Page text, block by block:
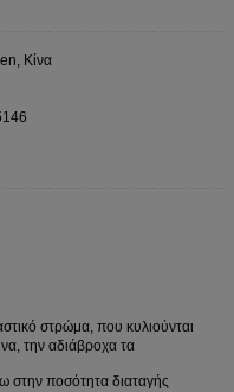
Κίνα
στρώμα, που κυλιούνται
την αδιάβροχα τα
στην ποσότητα διαταγής